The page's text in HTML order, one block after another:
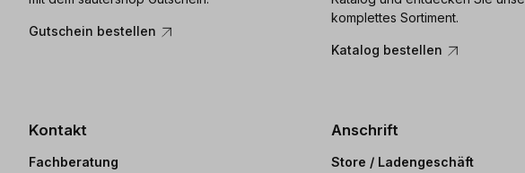
Gutschein bestellen
komplettes Sortiment.
Katalog bestellen
Kontakt
Fachberatung
Anschrift
Store / Ladengeschäft